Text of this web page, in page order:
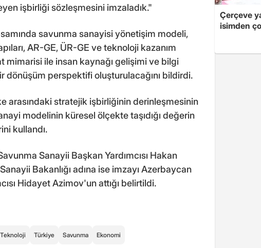
işbirliği sözleşmesini imzaladık."
savunma sanayisi yönetişim modeli,
AR-GE, ÜR-GE ve teknoloji kazanım
mimarisi ile insan kaynağı gelişimi ve bilgi
dönüşüm perspektifi oluşturulacağını bildirdi.
arasındaki stratejik işbirliğinin derinleşmesinin
modelinin küresel ölçekte taşıdığı değerin
kullandı.
Sanayii Başkan Yardımcısı Hakan
Bakanlığı adına ise imzayı Azerbaycan
Hidayet Azimov'un attığı belirtildi.
Teknoloji Türkiye Savunma Ekonomi
Çerçeve
isimden